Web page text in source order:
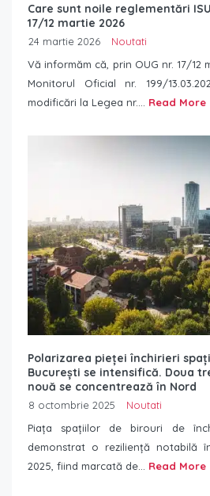
Care sunt noile reglementări
17/12 martie 2026
24 martie 2026
Noutati
Vă informăm că, prin OUG nr. 17/12
Monitorul Oficial nr. 199/
modificări la Legea nr.... Read More
Polarizarea pieței închirieri
București se intensifică. Doua
nouă se concentrează în Nord
8 octombrie 2025
Noutati
Piața spațiilor de birouri de
demonstrat o reziliență notabilă
2025, fiind marcată de... Read More